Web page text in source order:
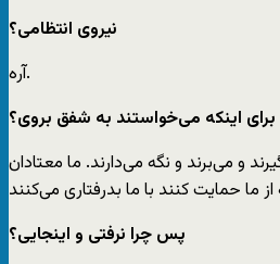
‌نیروی انتظامی؟
آره.
‌برای اینکه می‌خواستند به شفق بروی؟
و می‌برند و نگه می‌دارند. ما معتادان
‌پس چرا نرفتی و اینجایی؟